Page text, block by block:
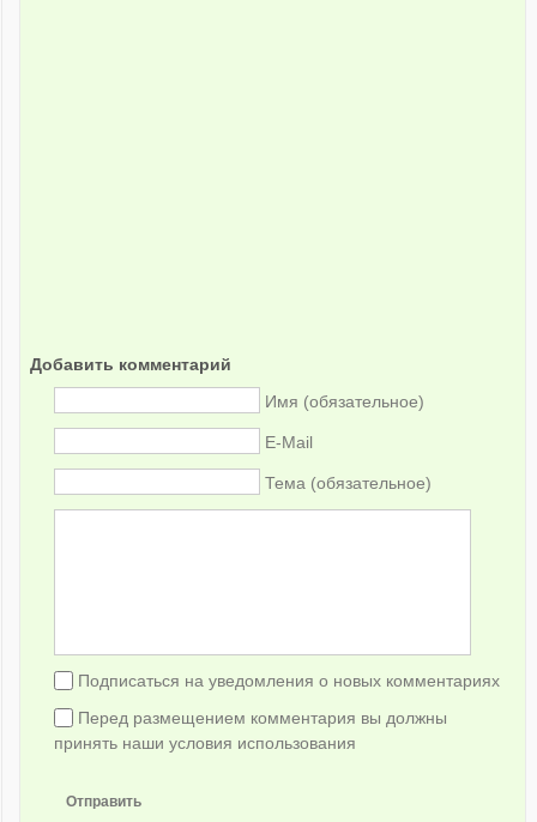
Добавить комментарий
Имя (обязательное)
E-Mail
Тема (обязательное)
Подписаться на уведомления о новых комментариях
Перед размещением комментария вы должны
принять наши условия использования
Отправить